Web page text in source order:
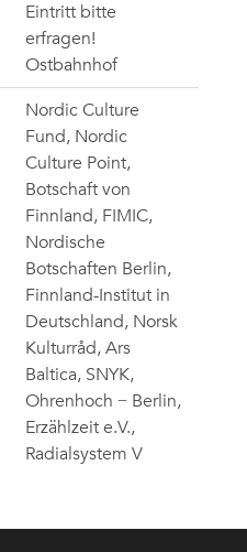
Eintritt bitte
erfragen!
Ostbahnhof
Nordic Culture
Fund, Nordic
Culture Point,
Botschaft von
Finnland, FIMIC,
Nordische
Botschaften Berlin,
Finnland-Institut in
Deutschland, Norsk
Kulturråd, Ars
Baltica, SNYK,
Ohrenhoch − Berlin,
Erzählzeit e.V.,
Radialsystem V